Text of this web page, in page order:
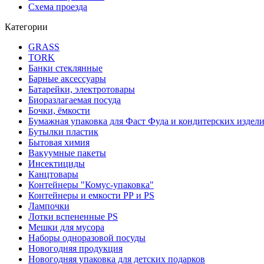
Схема проезда
Категории
GRASS
TORK
Банки стеклянные
Барные аксессуары
Батарейки, электротовары
Биоразлагаемая посуда
Бочки, ёмкости
Бумажная упаковка для Фаст Фуда и кондитерских
Бутылки пластик
Бытовая химия
Вакуумные пакеты
Инсектициды
Канцтовары
Контейнеры "Комус-упаковка"
Контейнеры и емкости РР и PS
Лампочки
Лотки вспененные PS
Мешки для мусора
Наборы одноразовой посуды
Новогодняя продукция
Новогодняя упаковка для детских подарков